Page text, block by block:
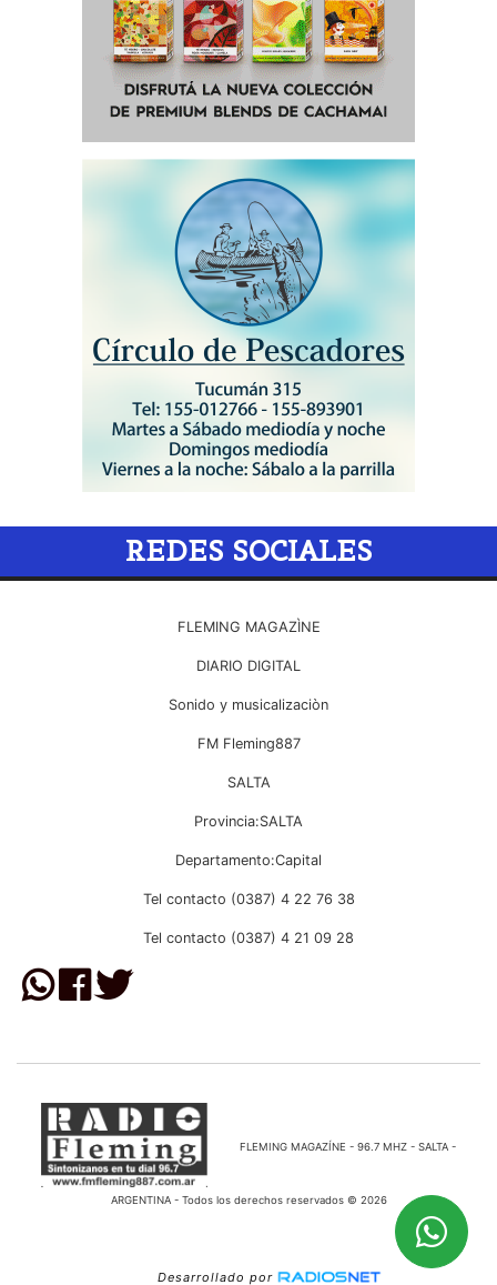
REDES SOCIALES
FLEMING MAGAZÌNE
DIARIO DIGITAL
Sonido y musicalizaciòn
FM Fleming887
SALTA
Provincia:SALTA
Departamento:Capital
Tel contacto (0387) 4 22 76 38
Tel contacto (0387) 4 21 09 28
FLEMING MAGAZÍNE - 96.7 MHZ - SALTA -
ARGENTINA - Todos los derechos reservados © 2026
Desarrollado por